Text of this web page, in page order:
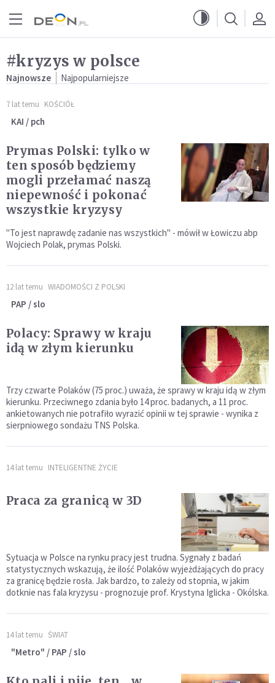
#kryzys w polsce
Najnowsze Najpopularniejsze
7 lat temu KOŚCIÓŁ
KAI / pch
Prymas Polski: tylko w
ten sposób będziemy
mogli przełamać naszą
niepewność i pokonać
wszystkie kryzysy
"To jest naprawdę zadanie nas wszystkich" - mówił w Łowiczu abp
Wojciech Polak, prymas Polski.
12 lat temu WIADOMOŚCI Z POLSKI
PAP / slo
Polacy: Sprawy w kraju
idą w złym kierunku
Trzy czwarte Polaków (75 proc.) uważa, że sprawy w kraju idą w złym
kierunku. Przeciwnego zdania było 14 proc. badanych, a 11 proc.
ankietowanych nie potrafiło wyrazić opinii w tej sprawie - wynika z
sierpniowego sondażu TNS Polska.
14 lat temu INTELIGENTNE ŻYCIE
Praca za granicą w 3D
Sytuacja w Polsce na rynku pracy jest trudna. Sygnały z badań
statystycznych wskazują, że ilość Polaków wyjeżdżających do pracy
za granicę będzie rosła. Jak bardzo, to zależy od stopnia, w jakim
dotknie nas fala kryzysu - prognozuje prof. Krystyna Iglicka - Okólska.
14 lat temu ŚWIAT
"Metro" / PAP / slo